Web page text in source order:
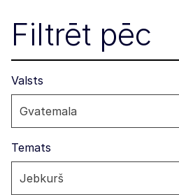
Filtrēt pēc
Valsts
Temats